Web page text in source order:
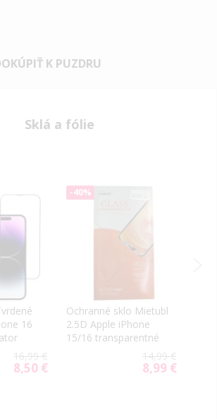
K PUZDRU
Sklá a fólie
16
16,99 €
Special
8,50 €
-40%
Ochranné sklo Mietubl
2.5D Apple iPhone
15/16 transparentné
14,99 €
Special
8,99 €